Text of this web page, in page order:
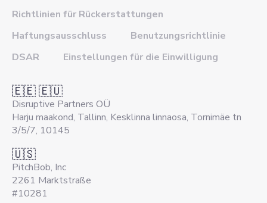
Richtlinien für Rückerstattungen
Haftungsausschluss
Benutzungsrichtlinie
DSAR
Einstellungen für die Einwilligung
🇪🇪 🇪🇺
Disruptive Partners OÜ
Harju maakond, Tallinn, Kesklinna linnaosa, Tornimäe tn
3/5/7, 10145
🇺🇸
PitchBob, Inc
2261 Marktstraße
#10281